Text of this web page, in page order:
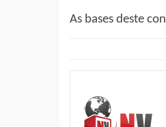
As bases deste